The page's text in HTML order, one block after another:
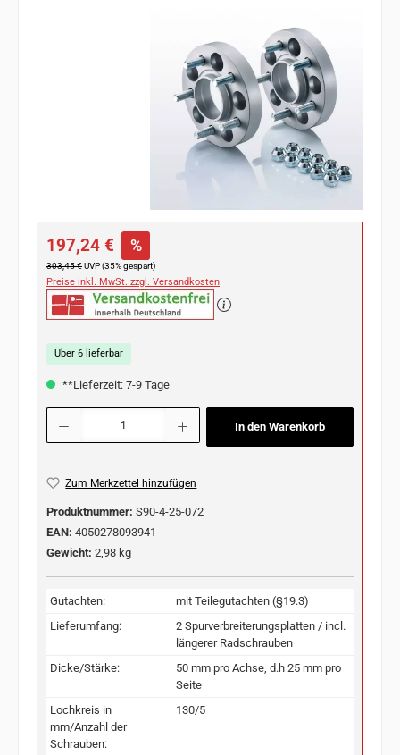
Verkaufspreis:
197,24 € %
Regulärer Preis:
303,45 €UVP (35% gespart)
Preise inkl. MwSt. zzgl. Versandkosten
Über 6 lieferbar
**Lieferzeit: 7-9 Tage
Produkt Anzahl: Gib den gewünschten Wert ein oder benutze die Schaltflächen
In den Warenkorb
Zum Merkzettel hinzufügen
Produktnummer: S90-4-25-072
EAN: 4050278093941
Gewicht: 2,98 kg
Gutachten:
mit Teilegutachten (§19.3)
Lieferumfang:
2 Spurverbreiterungsplatten / incl.
längerer Radschrauben
Dicke/Stärke:
50 mm pro Achse, d.h 25 mm pro
Seite
Lochkreis in
mm/Anzahl der
Schrauben:
130/5